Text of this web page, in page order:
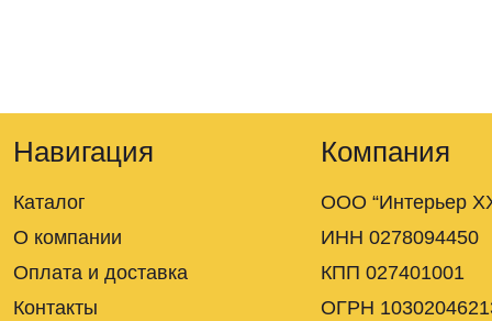
Навигация
Каталог
О компании
Оплата и доставка
Контакты
Компания
ООО “Интерьер
ИНН 0278094450
КПП 027401001
ОГРН